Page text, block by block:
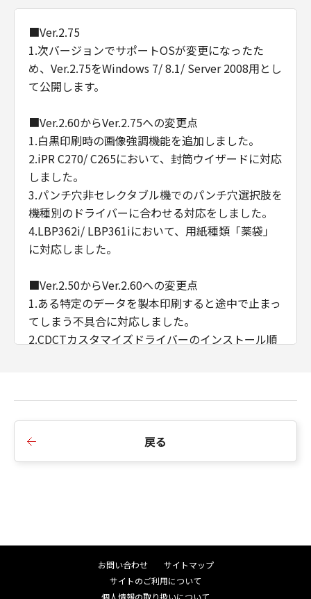
■Ver.2.75
1.次バージョンでサポートOSが変更になったた
め、Ver.2.75をWindows 7/ 8.1/ Server 2008用とし
て公開します。
■Ver.2.60からVer.2.75への変更点
1.白黒印刷時の画像強調機能を追加しました。
2.iPR C270/ C265において、封筒ウイザードに対応
しました。
3.パンチ穴非セレクタブル機でのパンチ穴選択肢を
機種別のドライバーに合わせる対応をしました。
4.LBP362i/ LBP361iにおいて、用紙種類「薬袋」
に対応しました。
■Ver.2.50からVer.2.60への変更点
1.ある特定のデータを製本印刷すると途中で止まっ
てしまう不具合に対応しました。
2.CDCTカスタマイズドライバーのインストール順
1.インストーラーのダイアログ背景画像、アイコン
を変更しました。
5.イメージモード印刷時にオートカラー処理方式を
戻る
お問い合わせ
サイトマップ
サイトのご利用について
個人情報の取り扱いについて